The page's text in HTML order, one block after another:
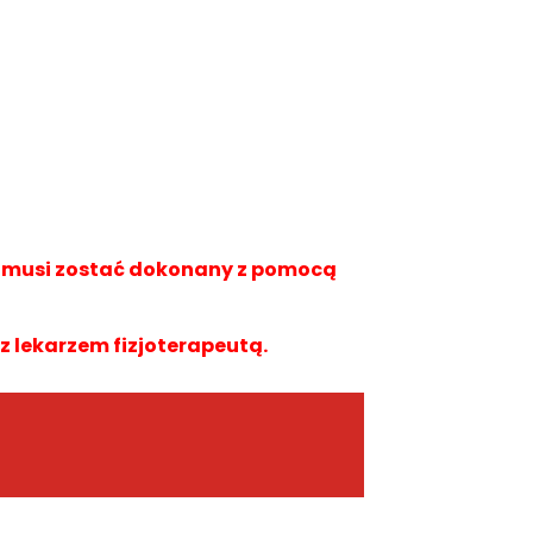
zostać dokonany z pomocą
lekarzem fizjoterapeutą.